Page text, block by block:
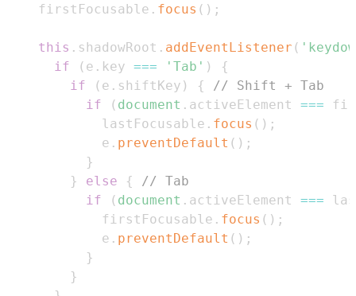
    firstFocusable
. focus ( ) ;
this . shadowRoot . addEventListener (
if
( e . key === 'Tab' )
{
if
( e . shiftKey ) {
// Shift + Tab
if
( document . activeElement ===
            lastFocusable
. focus ( ) ;
            e
. preventDefault ( ) ;
}
}
else {
// Tab
if
( document . activeElement ===
            firstFocusable
. focus ( ) ;
            e
. preventDefault ( ) ;
}
}